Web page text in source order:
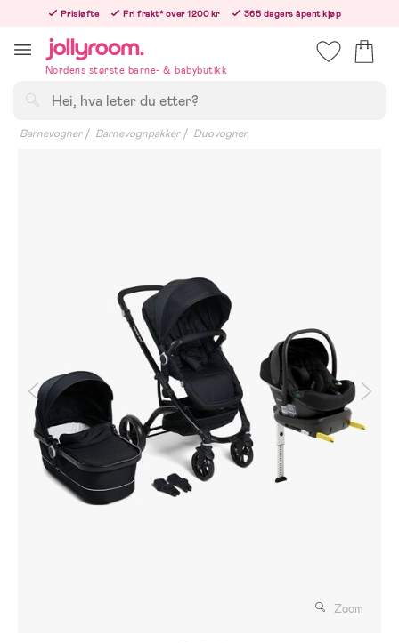
innehållet
Prisløfte Fri frakt* over 1200 kr
365 dagers åpent kjøp
Nordens største barne- & babybutikk
Barnevogner Barnevognpakker Duovogner
Zoom